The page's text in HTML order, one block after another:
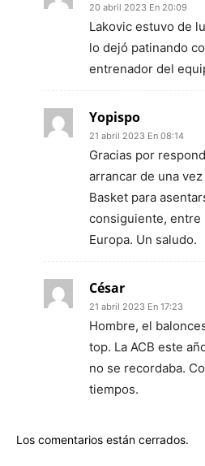
20 abril 2023 En 20:09
Lakovic estuvo de
lo dejó patinando
entrenador del
Yopispo
21 abril 2023 En 08:14
Gracias por
arrancar de una
Basket para
consiguiente, entre
Europa. Un saludo.
César
21 abril 2023 En 17:23
Hombre, el
top. La ACB este
no se recordaba.
tiempos.
Los comentarios están cerrados.